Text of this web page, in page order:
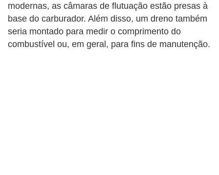
modernas, as câmaras de flutuação estão presas à
base do carburador. Além disso, um dreno também
seria montado para medir o comprimento do
combustível ou, em geral, para fins de manutenção.
o
t
i